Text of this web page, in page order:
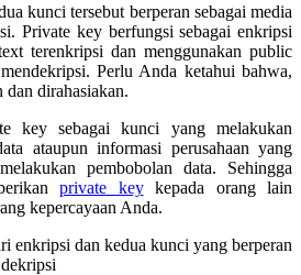
kunci tersebut berperan sebagai media
Private key berfungsi sebagai enkripsi
terenkripsi dan menggunakan public
Perlu Anda ketahui bahwa,
dirahasiakan.
key sebagai kunci yang melakukan
ataupun informasi perusahaan yang
pembobolan data. Sehingga
private keykepada orang lain
kepercayaan Anda.
enkripsi dan kedua kunci yang berperan